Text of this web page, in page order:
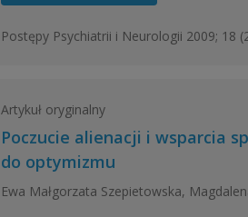
Postępy Psychiatrii i Neurologii 2009; 18
Artykuł oryginalny
Poczucie alienacji i wsparcia
do optymizmu
Ewa Małgorzata Szepietowska,